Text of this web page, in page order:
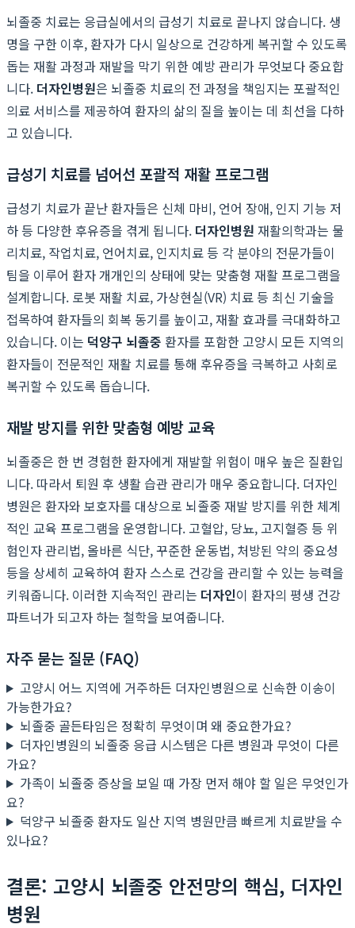
뇌졸중 치료는 응급실에서의 급성기 치료로 끝나지 않습니다. 생
명을 구한 이후, 환자가 다시 일상으로 건강하게 복귀할 수 있도록
돕는 재활 과정과 재발을 막기 위한 예방 관리가 무엇보다 중요합
니다. 더자인병원은 뇌졸중 치료의 전 과정을 책임지는 포괄적인
의료 서비스를 제공하여 환자의 삶의 질을 높이는 데 최선을 다하
고 있습니다.
급성기 치료를 넘어선 포괄적 재활 프로그램
급성기 치료가 끝난 환자들은 신체 마비, 언어 장애, 인지 기능 저
하 등 다양한 후유증을 겪게 됩니다. 더자인병원 재활의학과는 물
리치료, 작업치료, 언어치료, 인지치료 등 각 분야의 전문가들이
팀을 이루어 환자 개개인의 상태에 맞는 맞춤형 재활 프로그램을
설계합니다. 로봇 재활 치료, 가상현실(VR) 치료 등 최신 기술을
접목하여 환자들의 회복 동기를 높이고, 재활 효과를 극대화하고
있습니다. 이는 덕양구 뇌졸중 환자를 포함한 고양시 모든 지역의
환자들이 전문적인 재활 치료를 통해 후유증을 극복하고 사회로
복귀할 수 있도록 돕습니다.
재발 방지를 위한 맞춤형 예방 교육
뇌졸중은 한 번 경험한 환자에게 재발할 위험이 매우 높은 질환입
니다. 따라서 퇴원 후 생활 습관 관리가 매우 중요합니다. 더자인
병원은 환자와 보호자를 대상으로 뇌졸중 재발 방지를 위한 체계
적인 교육 프로그램을 운영합니다. 고혈압, 당뇨, 고지혈증 등 위
험인자 관리법, 올바른 식단, 꾸준한 운동법, 처방된 약의 중요성
등을 상세히 교육하여 환자 스스로 건강을 관리할 수 있는 능력을
키워줍니다. 이러한 지속적인 관리는 더자인이 환자의 평생 건강
파트너가 되고자 하는 철학을 보여줍니다.
자주 묻는 질문 (FAQ)
고양시 어느 지역에 거주하든 더자인병원으로 신속한 이송이
가능한가요?
뇌졸중 골든타임은 정확히 무엇이며 왜 중요한가요?
더자인병원의 뇌졸중 응급 시스템은 다른 병원과 무엇이 다른
가요?
가족이 뇌졸중 증상을 보일 때 가장 먼저 해야 할 일은 무엇인가
요?
덕양구 뇌졸중 환자도 일산 지역 병원만큼 빠르게 치료받을 수
있나요?
결론: 고양시 뇌졸중 안전망의 핵심, 더자인
병원